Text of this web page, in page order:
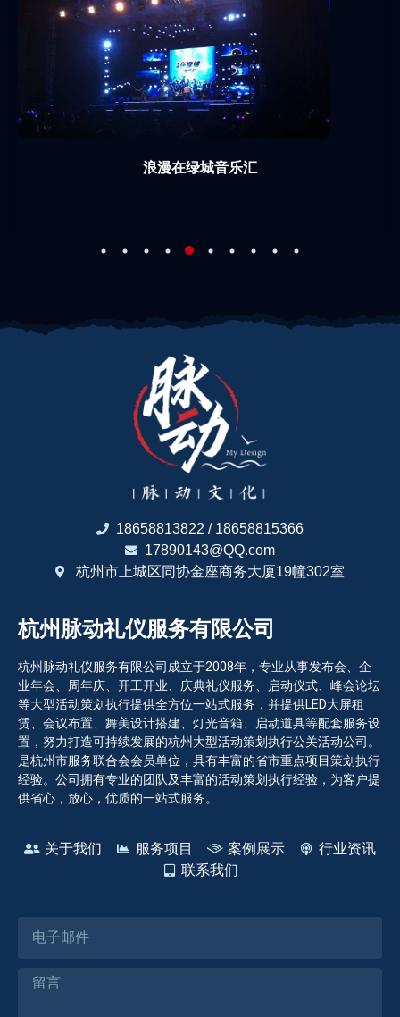
浪漫在绿城音乐汇
18658813822 / 18658815366
17890143@QQ.com
杭州市上城区同协金座商务大厦19幢302室
杭州脉动礼仪服务有限公司
杭州脉动礼仪服务有限公司成立于2008年，专业从事发布会、企
业年会、周年庆、开工开业、庆典礼仪服务、启动仪式、峰会论坛
等大型活动策划执行提供全方位一站式服务，并提供LED大屏租
赁、会议布置、舞美设计搭建、灯光音箱、启动道具等配套服务设
置，努力打造可持续发展的杭州大型活动策划执行公关活动公司。
是杭州市服务联合会会员单位，具有丰富的省市重点项目策划执行
经验。公司拥有专业的团队及丰富的活动策划执行经验，为客户提
供省心，放心，优质的一站式服务。
关于我们 服务项目 案例展示
行业资讯
联系我们